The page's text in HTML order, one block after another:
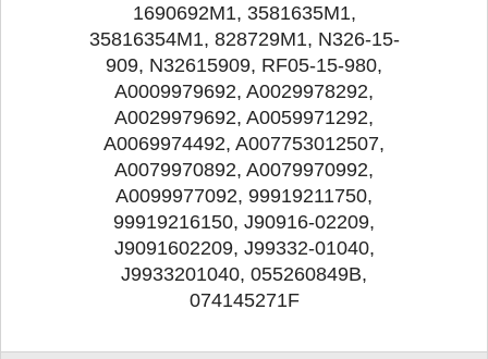
1690692M1, 3581635M1,
35816354M1, 828729M1, N326-15-
909, N32615909, RF05-15-980,
A0009979692, A0029978292,
A0029979692, A0059971292,
A0069974492, A007753012507,
A0079970892, A0079970992,
A0099977092, 99919211750,
99919216150, J90916-02209,
J9091602209, J99332-01040,
J9933201040, 055260849B,
074145271F